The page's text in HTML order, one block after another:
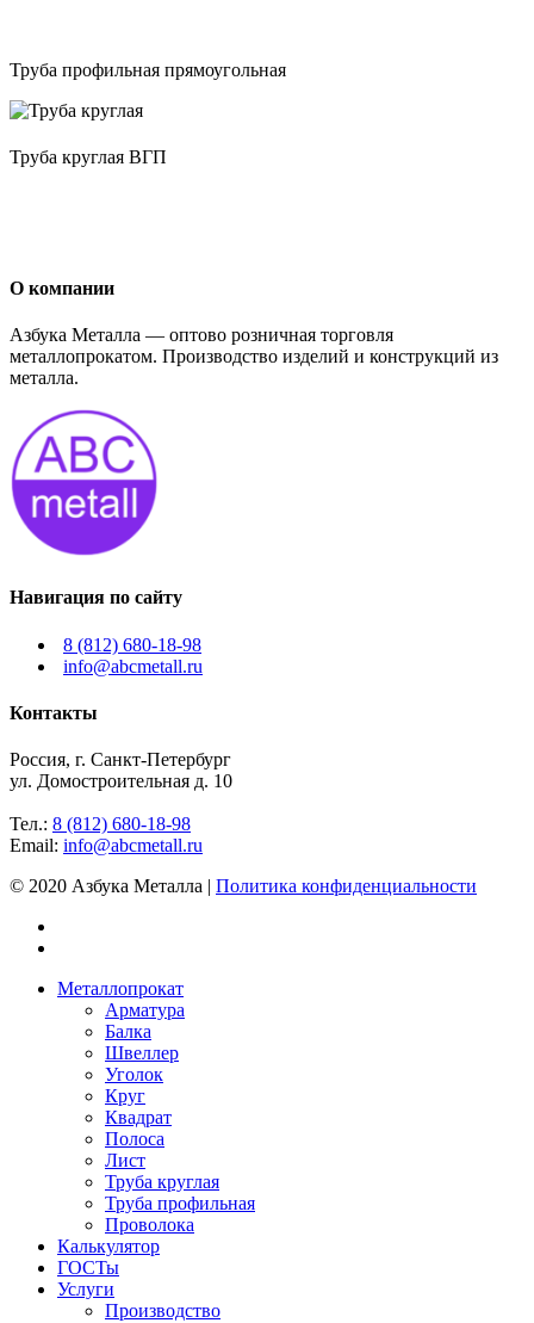
Труба профильная прямоугольная
Труба круглая ВГП
О компании
Азбука Металла — оптово розничная торговля
металлопрокатом. Производство изделий и конструкций из
металла.
Навигация по сайту
8 (812) 680-18-98
info@abcmetall.ru
Контакты
Россия, г. Санкт-Петербург
ул. Домостроительная д. 10
Тел.: 8 (812) 680-18-98
Email: info@abcmetall.ru
© 2020 Азбука Металла | Политика конфиденциальности
Металлопрокат
Арматура
Балка
Швеллер
Уголок
Круг
Квадрат
Полоса
Лист
Труба круглая
Труба профильная
Проволока
Калькулятор
ГОСТы
Услуги
Производство